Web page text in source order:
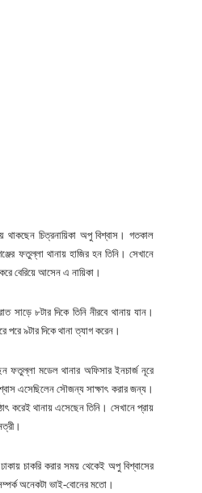
থাকছেন চিত্রনায়িকা অপু বিশ্বাস। গতকাল
ফতুল্লা থানায় হাজির হন তিনি। সেখানে
বেরিয়ে আসেন এ নায়িকা।
সাড়ে ৮টার দিকে তিনি নীরবে থানায় যান।
পরে ৯টার দিকে থানা ত্যাগ করেন।
ফতুল্লা মডেল থানার অফিসার ইনচার্জ নূরে
এসেছিলেন সৌজন্য সাক্ষাৎ করার জন্য।
করেই থানায় এসেছেন তিনি। সেখানে প্রায়
চাকরি করার সময় থেকেই অপু বিশ্বাসের
অনেকটা ভাই-বোনের মতো।